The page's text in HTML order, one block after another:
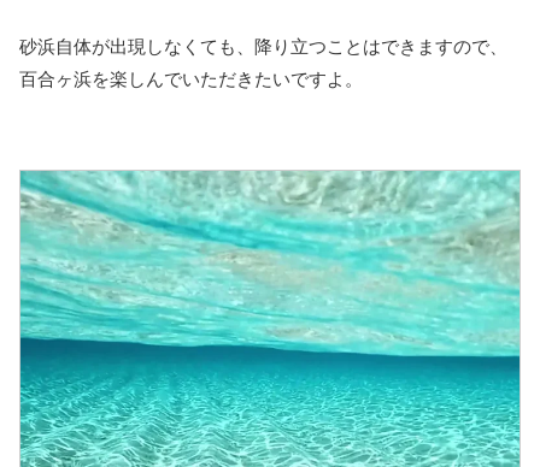
砂浜自体が出現しなくても、降り立つことはできますので、
百合ヶ浜を楽しんでいただきたいですよ。